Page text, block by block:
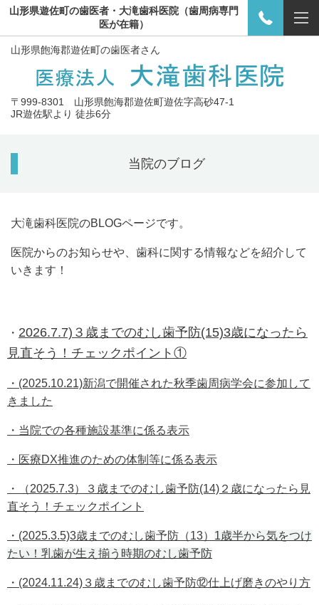
山形県遊佐町の歯医者・大滝歯科医院（歯周病専門
医が在籍）
山形県飽海郡遊佐町の歯医者さん
〒999-8301 山形県飽海郡遊佐町遊佐字高砂47-1
JR遊佐駅より 徒歩6分
当院のブログ
大滝歯科医院のBLOGページです。
医院からのお知らせや、歯科に関する情報などを紹介して
いきます！
・ 2026.7.7)３歳までのむし歯予防(15)3歳になったら
見直そう！チェックポイント①
・(2025.10.21)新潟で開催された秋季歯周病学会に参加して
きました
・当院での各種施設基準に係る表示
・医療DX推進のための体制等に係る表示
・（2025.7.3）３歳までのむし歯予防(14)２歳になったら見
直そう！チェックポイント
・(2025.3.5)3歳までのむし歯予防（13） 1歳半から気をつけ
たい！乳歯が生え揃う時期のむし歯予防
・(2024.11.24)３歳までのむし歯予防⑫仕上げ磨きのやり方